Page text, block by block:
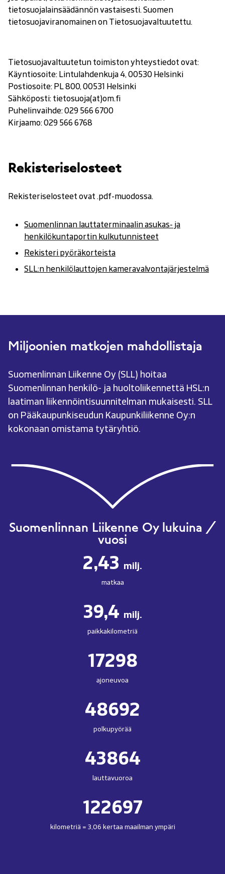
tietosuojalainsäädännön vastaisesti. Suomen
tietosuojaviranomainen on Tietosuojavaltuutettu.
Tietosuojavaltuutetun toimiston yhteystiedot ovat:
Käyntiosoite: Lintulahdenkuja 4, 00530 Helsinki
Postiosoite: PL 800, 00531 Helsinki
Sähköposti: tietosuoja(at)om.fi
Puhelinvaihde: 029 566 6700
Kirjaamo: 029 566 6768
Rekisteriselosteet
Rekisteriselosteet ovat .pdf-muodossa.
Suomenlinnan lauttaterminaalin asukas- ja
henkilökuntaportin kulkutunnisteet
Rek(avautuu
uudessa
isteri pyöräkorteista(avautuu
uudessa
SLL:n henkilölauttojen kameravalvontajärje(avautuu
stelmä
Miljoonien matkojen mahdollistaja
Suomenlinnan Liikenne Oy (SLL) hoitaa
Suomenlinnan henkilö- ja huoltoliikennettä HSL:n
laatiman liikennöintisuunnitelman mukaisesti. SLL
on Pääkaupunkiseudun Kaupunkiliikenne Oy:n
kokonaan omistama tytäryhtiö.
Suomenlinnan Liikenne Oy lukuina /
vuosi
2,43 milj.
matkaa
39,4 milj.
paikkakilometriä
17298
ajoneuvoa
48692
polkupyörää
43864
lauttavuoroa
122697
kilometriä = 3,06 kertaa maailman ympäri